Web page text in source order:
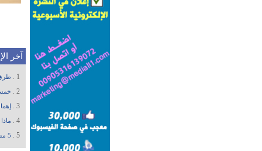
آخر
1 .
2 .
3 .
4 .
5 . 5 مشروبات للتخلص من الوزن أثناء النوم